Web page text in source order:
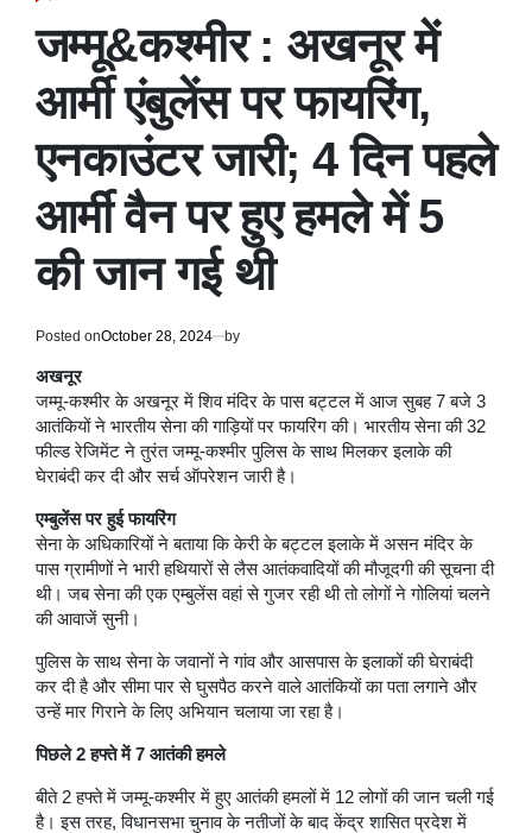
जम्मू&कश्मीर : अखनूर में
आर्मी एंबुलेंस पर फायरिंग,
एनकाउंटर जारी; 4 दिन पहले
आर्मी वैन पर हुए हमले में 5
की जान गई थी
Posted onOctober 28, 2024 by
अखनूर
जम्मू-कश्मीर के अखनूर में शिव मंदिर के पास बट्टल में आज सुबह 7 बजे 3
आतंकियों ने भारतीय सेना की गाड़ियों पर फायरिंग की। भारतीय सेना की 32
फील्ड रेजिमेंट ने तुरंत जम्मू-कश्मीर पुलिस के साथ मिलकर इलाके की
घेराबंदी कर दी और सर्च ऑपरेशन जारी है।
एम्बुलेंस पर हुई फायरिंग
सेना के अधिकारियों ने बताया कि केरी के बट्टल इलाके में असन मंदिर के
पास ग्रामीणों ने भारी हथियारों से लैस आतंकवादियों की मौजूदगी की सूचना दी
थी। जब सेना की एक एम्बुलेंस वहां से गुजर रही थी तो लोगों ने गोलियां चलने
की आवाजें सुनी।
पुलिस के साथ सेना के जवानों ने गांव और आसपास के इलाकों की घेराबंदी
कर दी है और सीमा पार से घुसपैठ करने वाले आतंकियों का पता लगाने और
उन्हें मार गिराने के लिए अभियान चलाया जा रहा है।
पिछले 2 हफ्ते में 7 आतंकी हमले
बीते 2 हफ्ते में जम्मू-कश्मीर में हुए आतंकी हमलों में 12 लोगों की जान चली गई
है। इस तरह, विधानसभा चुनाव के नतीजों के बाद केंद्र शासित प्रदेश में